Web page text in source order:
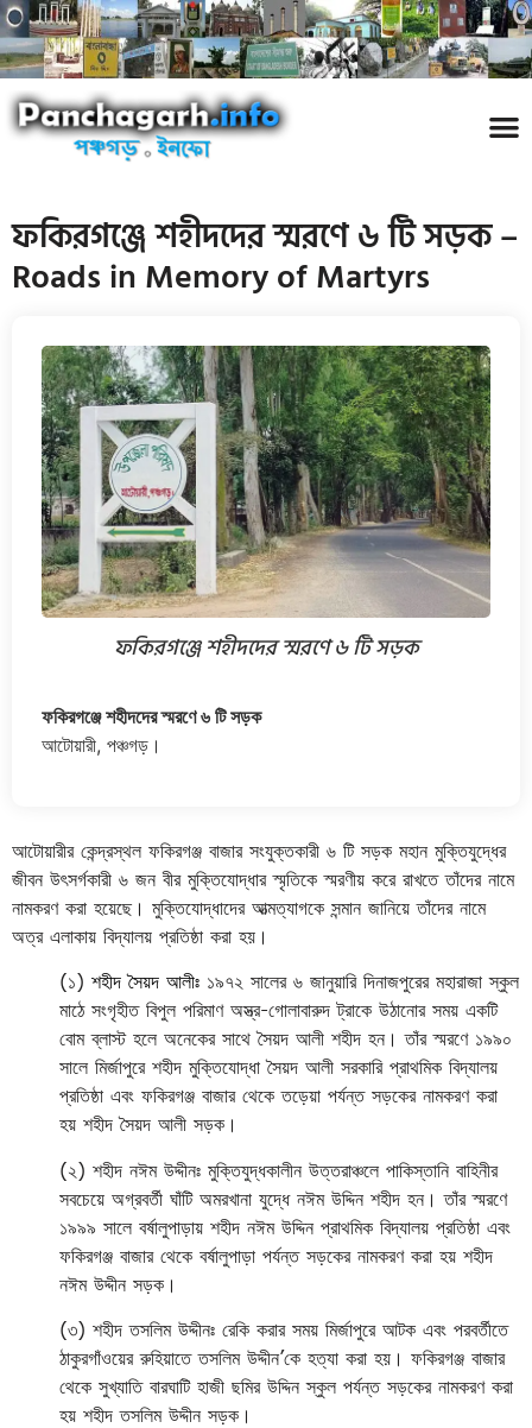
ফকিরগঞ্জে শহীদদের স্মরণে ৬ টি সড়ক –
Roads in Memory of Martyrs
ফকিরগঞ্জে শহীদদের স্মরণে ৬ টি সড়ক
ফকিরগঞ্জে শহীদদের স্মরণে ৬ টি সড়ক
আটোয়ারী, পঞ্চগড়।
আটোয়ারীর কেন্দ্রস্থল ফকিরগঞ্জ বাজার সংযুক্তকারী ৬ টি সড়ক মহান মুক্তিযুদ্ধের
জীবন উৎসর্গকারী ৬ জন বীর মুক্তিযোদ্ধার স্মৃতিকে স্মরণীয় করে রাখতে তাঁদের নামে
নামকরণ করা হয়েছে। মুক্তিযোদ্ধাদের আত্মত্যাগকে সন্মান জানিয়ে তাঁদের নামে
অত্র এলাকায় বিদ্যালয় প্রতিষ্ঠা করা হয়।
(১) শহীদ সৈয়দ আলীঃ ১৯৭২ সালের ৬ জানুয়ারি দিনাজপুরের মহারাজা স্কুল
মাঠে সংগৃহীত বিপুল পরিমাণ অস্ত্র-গোলাবারুদ ট্রাকে উঠানোর সময় একটি
বোম ব্লাস্ট হলে অনেকের সাথে সৈয়দ আলী শহীদ হন। তাঁর স্মরণে ১৯৯০
সালে মির্জাপুরে শহীদ মুক্তিযোদ্ধা সৈয়দ আলী সরকারি প্রাথমিক বিদ্যালয়
প্রতিষ্ঠা এবং ফকিরগঞ্জ বাজার থেকে তড়েয়া পর্যন্ত সড়কের নামকরণ করা
হয় শহীদ সৈয়দ আলী সড়ক।
(২) শহীদ নঈম উদ্দীনঃ মুক্তিযুদ্ধকালীন উত্তরাঞ্চলে পাকিস্তানি বাহিনীর
সবচেয়ে অগ্রবর্তী ঘাঁটি অমরখানা যুদ্ধে নঈম উদ্দিন শহীদ হন। তাঁর স্মরণে
১৯৯৯ সালে বর্ষালুপাড়ায় শহীদ নঈম উদ্দিন প্রাথমিক বিদ্যালয় প্রতিষ্ঠা এবং
ফকিরগঞ্জ বাজার থেকে বর্ষালুপাড়া পর্যন্ত সড়কের নামকরণ করা হয় শহীদ
নঈম উদ্দীন সড়ক।
(৩) শহীদ তসলিম উদ্দীনঃ রেকি করার সময় মির্জাপুরে আটক এবং পরবর্তীতে
ঠাকুরগাঁওয়ের রুহিয়াতে তসলিম উদ্দীন’কে হত্যা করা হয়। ফকিরগঞ্জ বাজার
থেকে সুখ্যাতি বারঘাটি হাজী ছমির উদ্দিন স্কুল পর্যন্ত সড়কের নামকরণ করা
হয় শহীদ তসলিম উদ্দীন সড়ক।